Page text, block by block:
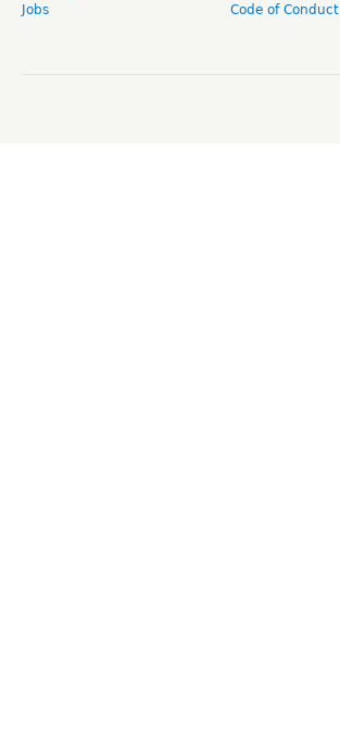
Jobs
Code of Conduct